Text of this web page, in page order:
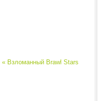
« Взломанный Brawl Stars